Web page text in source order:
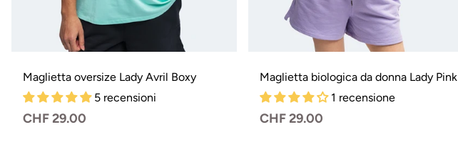
Maglietta oversize Lady Avril Boxy
5 recensioni
Prezzo
CHF 29.00
Maglietta biologica da donna Lady Pink
1 recensione
Prezzo
CHF 29.00